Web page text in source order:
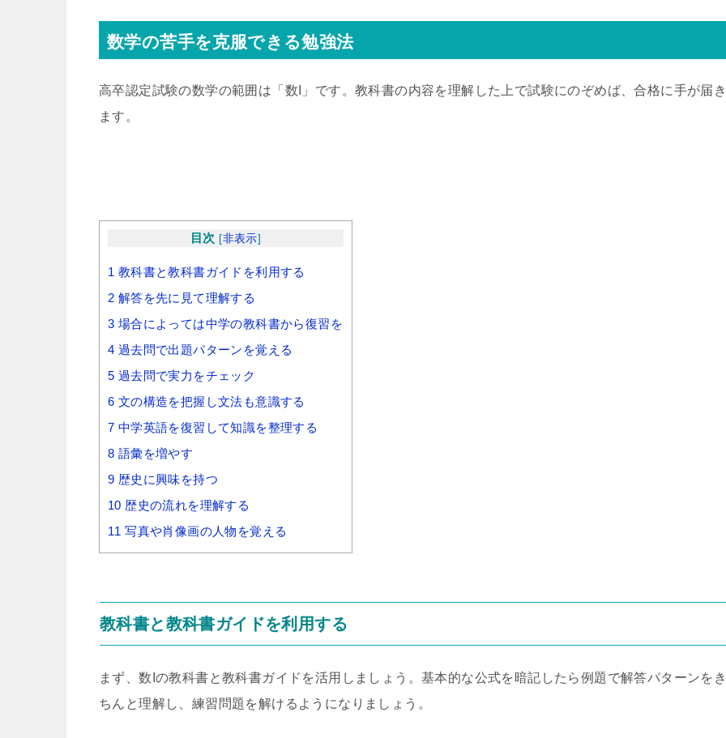
数学の苦手を克服できる勉強法
高卒認定試験の数学の範囲は「数I」です。教科書の内容を理解した上で試験にのぞめば、合格に手が届
ます。
目次 [非表示]
1 教科書と教科書ガイドを利用する
2 解答を先に見て理解する
3 場合によっては中学の教科書から復習を
4 過去問で出題パターンを覚える
5 過去問で実力をチェック
6 文の構造を把握し文法も意識する
7 中学英語を復習して知識を整理する
8 語彙を増やす
9 歴史に興味を持つ
10 歴史の流れを理解する
11 写真や肖像画の人物を覚える
教科書と教科書ガイドを利用する
まず、数Iの教科書と教科書ガイドを活用しましょう。基本的な公式を暗記したら例題で解答パターンを
ちんと理解し、練習問題を解けるようになりましょう。